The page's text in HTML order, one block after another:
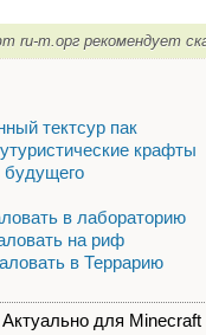
ru-m.орг рекомендует
тектсур пак
крафты
будущего
в лабораторию
на риф
в Террарию
Актуально для